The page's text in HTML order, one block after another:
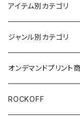
アイテム別カテゴリ
半袖
ブラック/グレー系
ホワイト
長袖
キッズ
ジャンル別カテゴリ
オリジナルデザイン
スカルファミリー
映画Ｔシャツ
オンデマンドプリント
ROCKOFF